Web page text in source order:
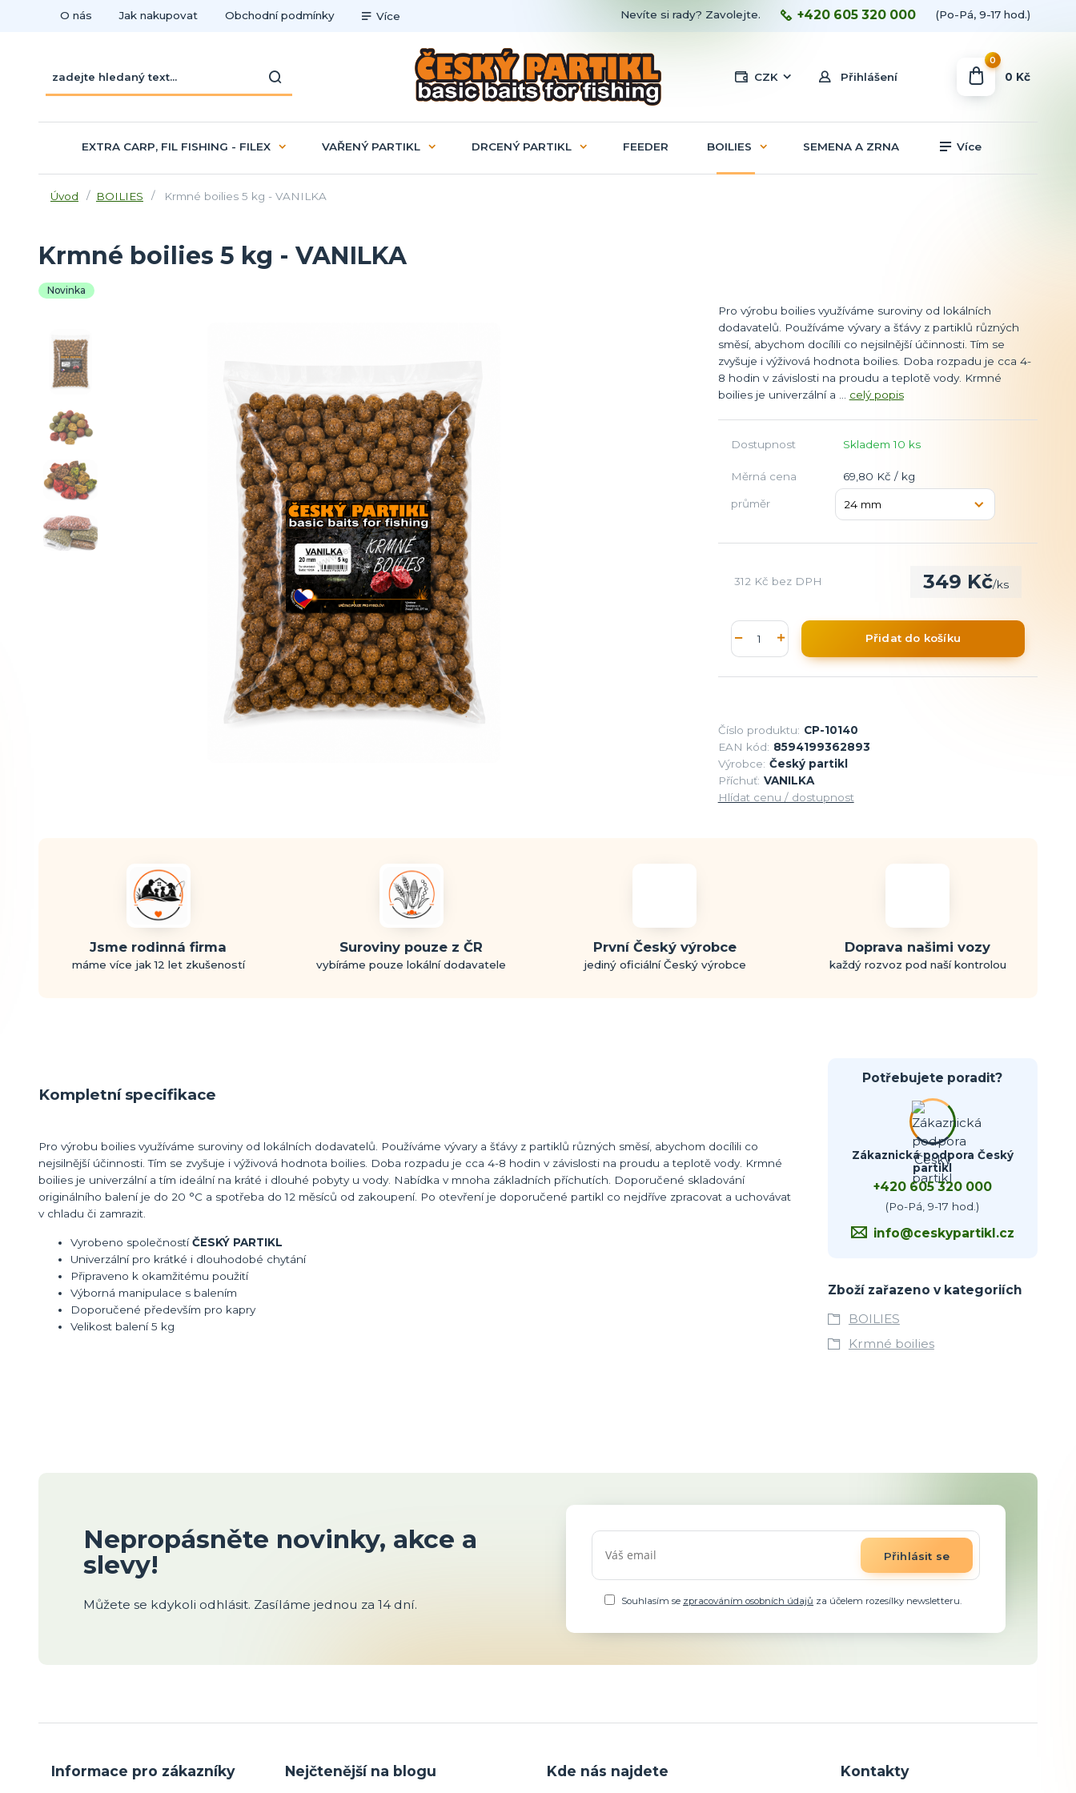
O nás Jak nakupovat Obchodní podmínky Více
CZK Přihlášení
Nevíte si rady? Zavolejte. +420 605 320 000 (Po-Pá, 9-17 hod.)
0
0 Kč
EXTRA CARP, FIL FISHING - FILEX VAŘENÝ PARTIKL DRCENÝ PARTIKL FEEDER BOILIES SEMENA A ZRNA Více
Úvod BOILIES Krmné boilies 5 kg - VANILKA
Krmné boilies 5 kg - VANILKA
Novinka
Pro výrobu boilies využíváme suroviny od lokálních
dodavatelů. Používáme vývary a šťávy z partiklů různých
směsí, abychom docílili co nejsilnější účinnosti. Tím se
zvyšuje i výživová hodnota boilies. Doba rozpadu je cca 4-
8 hodin v závislosti na proudu a teplotě vody. Krmné
boilies je univerzální a ... celý popis
Dostupnost Skladem 10 ks
Měrná cena 69,80 Kč / kg
průměr
349 Kč/ks
312 Kč bez DPH
Přidat do košíku
Číslo produktu: CP-10140
EAN kód: 8594199362893
Výrobce: Český partikl
Příchuť: VANILKA
Hlídat cenu / dostupnost
Jsme rodinná firma
máme více jak 12 let zkušeností
Suroviny pouze z ČR
vybíráme pouze lokální dodavatele
První Český výrobce
jediný oficiální Český výrobce
Doprava našimi vozy
každý rozvoz pod naší kontrolou
Kompletní specifikace
Pro výrobu boilies využíváme suroviny od lokálních dodavatelů. Používáme vývary a šťávy z partiklů různých směsí, abychom docílili co
nejsilnější účinnosti. Tím se zvyšuje i výživová hodnota boilies. Doba rozpadu je cca 4-8 hodin v závislosti na proudu a teplotě vody. Krmné
boilies je univerzální a tím ideální na kráté i dlouhé pobyty u vody. Nabídka v mnoha základních příchutích. Doporučené skladování
originálního balení je do 20 °C a spotřeba do 12 měsíců od zakoupení. Po otevření je doporučené partikl co nejdříve zpracovat a uchovávat
v chladu či zamrazit.
Vyrobeno společnostíČESKÝ PARTIKL
Univerzální pro krátké i dlouhodobé chytání
Připraveno k okamžitému použití
Výborná manipulace s balením
Doporučené především pro kapry
Velikost balení 5 kg
Potřebujete poradit?
Zákaznická podpora Český
partikl
+420 605 320 000
(Po-Pá, 9-17 hod.)
info@ceskypartikl.cz
Zboží zařazeno v kategoriích
BOILIES
Krmné boilies
Nepropásněte novinky, akce a
slevy!
Můžete se kdykoli odhlásit. Zasíláme jednou za 14 dní.
Přihlásit se
Souhlasím se zpracováním osobních údajů za účelem rozesílky newsletteru.
Informace pro zákazníky Nejčtenější na blogu Kde nás najdete Kontakty